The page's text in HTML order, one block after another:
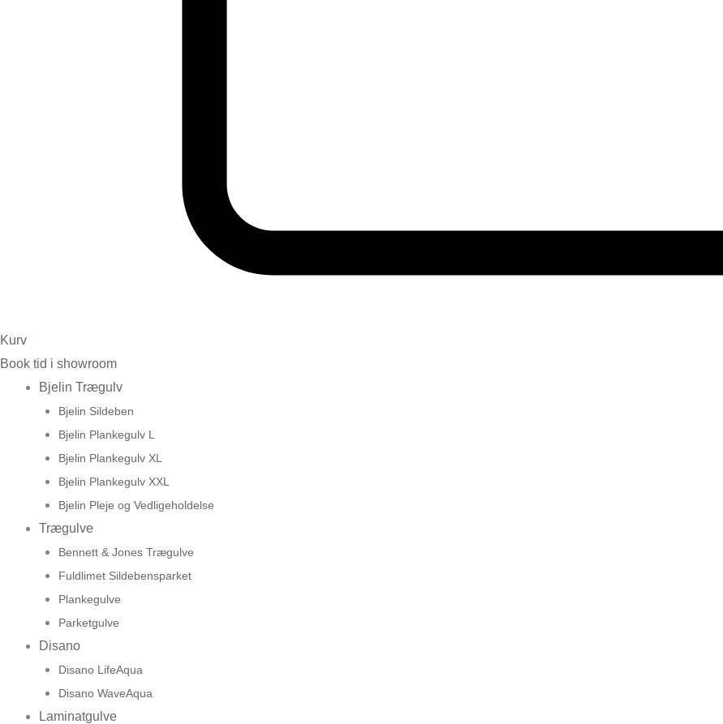
Kurv
Book tid i showroom
Bjelin Trægulv
Bjelin Sildeben
Bjelin Plankegulv L
Bjelin Plankegulv XL
Bjelin Plankegulv XXL
Bjelin Pleje og Vedligeholdelse
Trægulve
Bennett & Jones Trægulve
Fuldlimet Sildebensparket
Plankegulve
Parketgulve
Disano
Disano LifeAqua
Disano WaveAqua
Laminatgulve